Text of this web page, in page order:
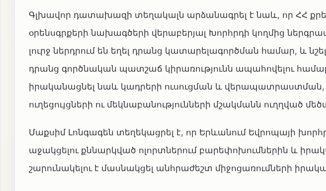
Գլխավոր դատախազի տեղակալն արձանագրել է նաև, որ ՀՀ
օրենսգրքերի նախագծերի վերաբերյալ Խորհրդի կողմից
լուրջ ներդրում են եղել դրանց կատարելագործման համար, և
դրանց գործնական պատշաճ կիրառությունն ապահովելու համար
իրականացնել նաև կադրերի ուսուցման և
ուղեցույցների ու մեկնաբանությունների մշակմանն ուղղված
Մաքսիմ Լոնգագեն տեղեկացրել է, որ Երևանում Եվրոպայի
աջակցելու քննարկված ոլորտներում բարեփոխումներին և
շարունակելու է մասնակցել անհրաժեշտ միջոցառումների